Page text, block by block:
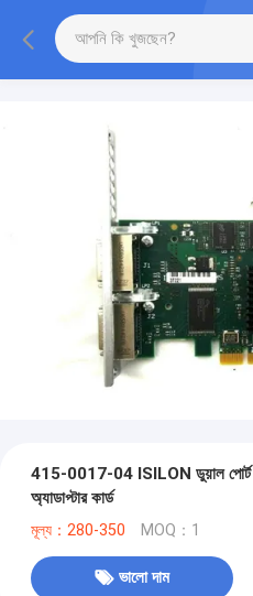
415-0017-04 ISILON ডুয়াল
অ্যাডাপ্টার কার্ড
মূল্য：280-350 MOQ：1
ভালো দাম